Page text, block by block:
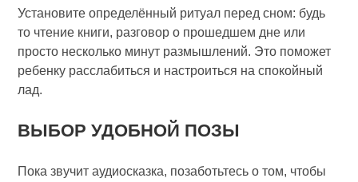
Установите определённый ритуал перед сном: будь
то чтение книги, разговор о прошедшем дне или
просто несколько минут размышлений. Это поможет
ребенку расслабиться и настроиться на спокойный
лад.
ВЫБОР УДОБНОЙ ПОЗЫ
Пока звучит аудиосказка, позаботьтесь о том, чтобы